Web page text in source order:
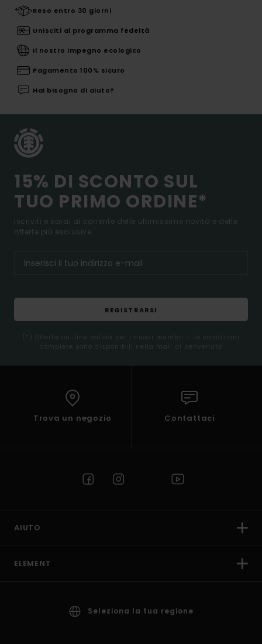
Reso entro 30 giorni
Unisciti al programma fedeltà
Il nostro impegno ecologico
Pagamento 100% sicuro
Hai bisogno di aiuto?
15% DI SCONTO SUL
TUO PRIMO ORDINE*
Iscriviti e sarai al corrente delle ultimissime novità e delle
offerte più esclusive.
REGISTRARSI
(*) Offerta on-line valida per i nuovi membri - Le condizioni
complete sono disponibili nella mail di benvenuto
Trova un negozio Contattaci
AIUTO
ELEMENT
Seleziona la tua regione